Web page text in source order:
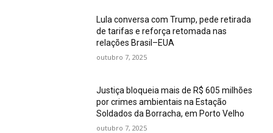
Lula conversa com Trump, pede retirada
de tarifas e reforça retomada nas
relações Brasil–EUA
outubro 7, 2025
Justiça bloqueia mais de R$ 605 milhões
por crimes ambientais na Estação
Soldados da Borracha, em Porto Velho
outubro 7, 2025